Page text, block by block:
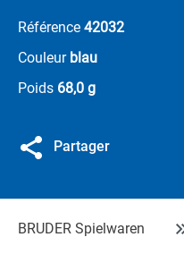
Référence 42032
Couleur blau
Poids 68,0 g
Partager
BRUDER Spielwaren